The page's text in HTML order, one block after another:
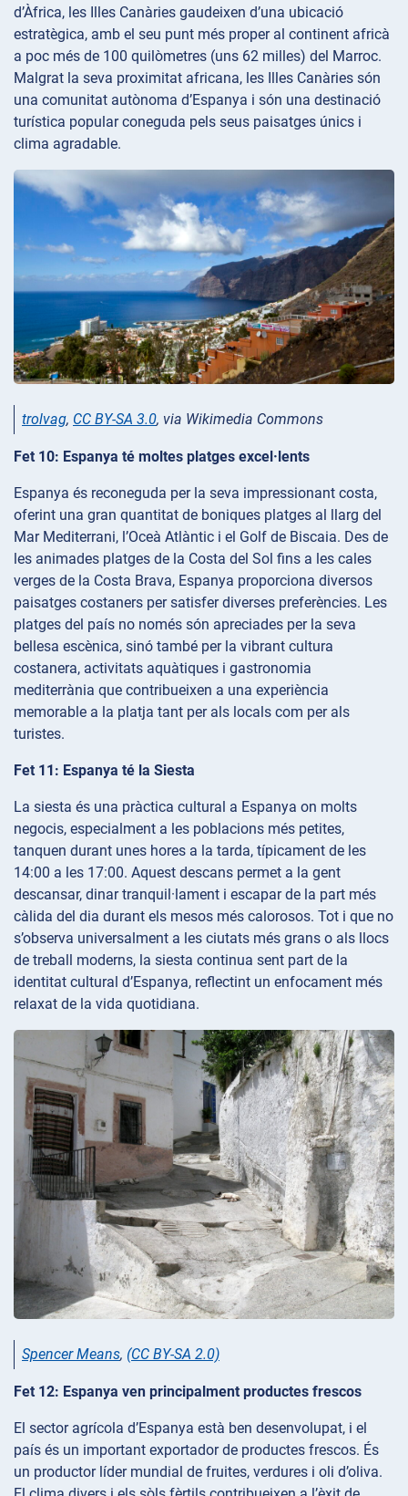
d’Àfrica, les Illes Canàries gaudeixen d’una ubicació
estratègica, amb el seu punt més proper al continent africà
a poc més de 100 quilòmetres (uns 62 milles) del Marroc.
Malgrat la seva proximitat africana, les Illes Canàries són
una comunitat autònoma d’Espanya i són una destinació
turística popular coneguda pels seus paisatges únics i
clima agradable.
trolvag, CC BY-SA 3.0, via Wikimedia Commons
Fet 10: Espanya té moltes platges excel·lents
Espanya és reconeguda per la seva impressionant costa,
oferint una gran quantitat de boniques platges al llarg del
Mar Mediterrani, l’Oceà Atlàntic i el Golf de Biscaia. Des de
les animades platges de la Costa del Sol fins a les cales
verges de la Costa Brava, Espanya proporciona diversos
paisatges costaners per satisfer diverses preferències. Les
platges del país no només són apreciades per la seva
bellesa escènica, sinó també per la vibrant cultura
costanera, activitats aquàtiques i gastronomia
mediterrània que contribueixen a una experiència
memorable a la platja tant per als locals com per als
turistes.
Fet 11: Espanya té la Siesta
La siesta és una pràctica cultural a Espanya on molts
negocis, especialment a les poblacions més petites,
tanquen durant unes hores a la tarda, típicament de les
14:00 a les 17:00. Aquest descans permet a la gent
descansar, dinar tranquil·lament i escapar de la part més
càlida del dia durant els mesos més calorosos. Tot i que no
s’observa universalment a les ciutats més grans o als llocs
de treball moderns, la siesta continua sent part de la
identitat cultural d’Espanya, reflectint un enfocament més
relaxat de la vida quotidiana.
Spencer Means, (CC BY-SA 2.0)
Fet 12: Espanya ven principalment productes frescos
El sector agrícola d’Espanya està ben desenvolupat, i el
país és un important exportador de productes frescos. És
un productor líder mundial de fruites, verdures i oli d’oliva.